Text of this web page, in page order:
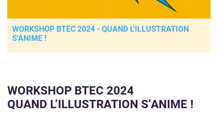
WORKSHOP BTEC 2024 - QUAND L'ILLUSTRATION
S'ANIME !
WORKSHOP BTEC 2024
QUAND L’ILLUSTRATION S’ANIME !